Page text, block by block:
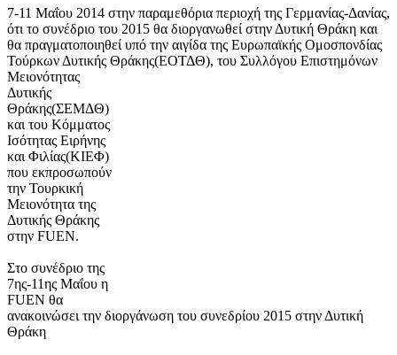
7-11 Μαΐου 2014 στην παραμεθόρια περιοχή της Γερμανίας-Δανίας,
ότι το συνέδριο του 2015 θα διοργανωθεί στην Δυτική Θράκη και
θα πραγματοποιηθεί υπό την αιγίδα της Ευρωπαϊκής Ομοσπονδίας
Τούρκων Δυτικής Θράκης(ΕΟΤΔΘ), του Συλλόγου Επιστημόνων
Μειονότητας
Δυτικής
Θράκης(ΣΕΜΔΘ)
και του Κόμματος
Ισότητας Ειρήνης
και Φιλίας(ΚΙΕΦ)
που εκπροσωπούν
την Τουρκική
Μειονότητα της
Δυτικής Θράκης
στην FUEN.
Στο συνέδριο της
7ης-11ης Μαΐου η
FUEN θα
ανακοινώσει την διοργάνωση του συνεδρίου 2015 στην Δυτική
Θράκη